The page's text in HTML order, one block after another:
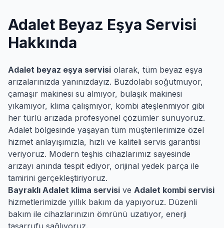
Adalet Beyaz Eşya Servisi
Hakkında
Adalet beyaz eşya servisi olarak, tüm beyaz eşya
arızalarınızda yanınızdayız. Buzdolabı soğutmuyor,
çamaşır makinesi su almıyor, bulaşık makinesi
yıkamıyor, klima çalışmıyor, kombi ateşlenmiyor gibi
her türlü arızada profesyonel çözümler sunuyoruz.
Adalet bölgesinde yaşayan tüm müşterilerimize özel
hizmet anlayışımızla, hızlı ve kaliteli servis garantisi
veriyoruz. Modern teşhis cihazlarımız sayesinde
arızayı anında tespit ediyor, orijinal yedek parça ile
tamirini gerçekleştiriyoruz.
Bayraklı Adalet klima servisi ve Adalet kombi servisi
hizmetlerimizde yıllık bakım da yapıyoruz. Düzenli
bakım ile cihazlarınızın ömrünü uzatıyor, enerji
tasarrufu sağlıyoruz.